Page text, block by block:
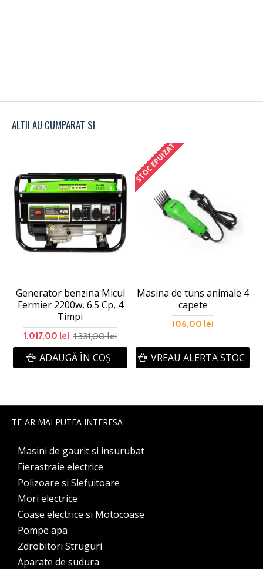
ALTII AU CUMPARAT SI
Generator benzina Micul
Fermier 2200w, 6.5 Cp, 4
Timpi
1.017,00 lei 1.331,00 lei
ADAUGĂ ÎN COŞ
STOC EPUIZAT
Masina de tuns animale 4
capete
106,00 lei
VREAU ALERTA STOC
TE-AR MAI PUTEA INTERESA
Masini de gaurit si insurubat
Fierastraie electrice
Polizoare si Slefuitoare
Mori electrice
Coase electrice si Motocoase
Pompe apa
Zdrobitori Struguri
Aparate de sudura